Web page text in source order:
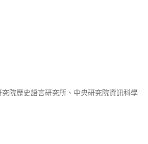
院歷史語言研究所、中央研究院資訊科學